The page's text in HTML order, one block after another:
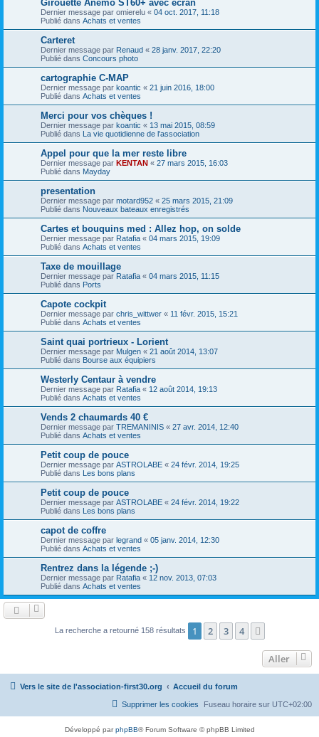
Girouette Anémo ST60+ avec écran
Dernier message par omierelu « 04 oct. 2017, 11:18
Publié dans Achats et ventes
Carteret
Dernier message par Renaud « 28 janv. 2017, 22:20
Publié dans Concours photo
cartographie C-MAP
Dernier message par koantic « 21 juin 2016, 18:00
Publié dans Achats et ventes
Merci pour vos chèques !
Dernier message par koantic « 13 mai 2015, 08:59
Publié dans La vie quotidienne de l'association
Appel pour que la mer reste libre
Dernier message par KENTAN « 27 mars 2015, 16:03
Publié dans Mayday
presentation
Dernier message par motard952 « 25 mars 2015, 21:09
Publié dans Nouveaux bateaux enregistrés
Cartes et bouquins med : Allez hop, on solde
Dernier message par Ratafia « 04 mars 2015, 19:09
Publié dans Achats et ventes
Taxe de mouillage
Dernier message par Ratafia « 04 mars 2015, 11:15
Publié dans Ports
Capote cockpit
Dernier message par chris_wittwer « 11 févr. 2015, 15:21
Publié dans Achats et ventes
Saint quai portrieux - Lorient
Dernier message par Mulgen « 21 août 2014, 13:07
Publié dans Bourse aux équipiers
Westerly Centaur à vendre
Dernier message par Ratafia « 12 août 2014, 19:13
Publié dans Achats et ventes
Vends 2 chaumards 40 €
Dernier message par TREMANINIS « 27 avr. 2014, 12:40
Publié dans Achats et ventes
Petit coup de pouce
Dernier message par ASTROLABE « 24 févr. 2014, 19:25
Publié dans Les bons plans
Petit coup de pouce
Dernier message par ASTROLABE « 24 févr. 2014, 19:22
Publié dans Les bons plans
capot de coffre
Dernier message par legrand « 05 janv. 2014, 12:30
Publié dans Achats et ventes
Rentrez dans la légende ;-)
Dernier message par Ratafia « 12 nov. 2013, 07:03
Publié dans Achats et ventes
La recherche a retourné 158 résultats 1 2 3 4
Aller
Vers le site de l'association-first30.org Accueil du forum
Fuseau horaire sur UTC+02:00
Supprimer les cookies
Développé parphpBB® Forum Software © phpBB Limited